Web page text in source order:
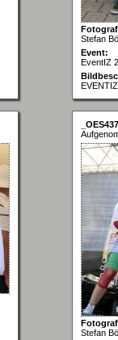
Stefan
Event:
EventIZ
Stefan